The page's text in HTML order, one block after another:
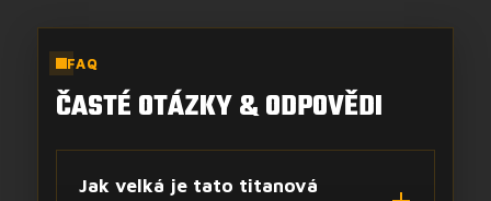
FAQ
ČASTÉ OTÁZKY & ODPOVĚDI
Jak velká je tato titanová